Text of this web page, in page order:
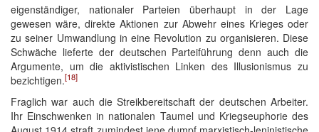
eigenständiger, nationaler Parteien überhaupt in der Lage
gewesen wäre, direkte Aktionen zur Abwehr eines Krieges oder
zu seiner Umwandlung in eine Revolution zu organisieren. Diese
Schwäche lieferte der deutschen Parteiführung denn auch die
Argumente, um die aktivistischen Linken des Illusionismus zu
bezichtigen.[18]
Fraglich war auch die Streikbereitschaft der deutschen Arbeiter.
Ihr Einschwenken in nationalen Taumel und Kriegseuphorie des